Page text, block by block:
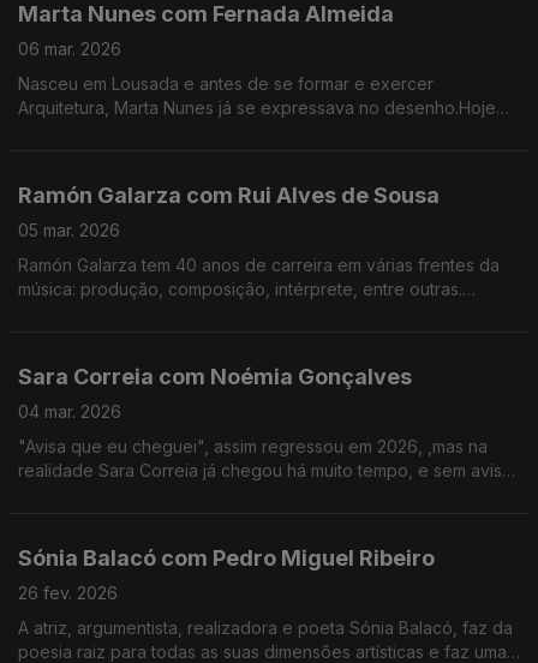
Marta Nunes com Fernada Almeida
06 mar. 2026
Nasceu em Lousada e antes de se formar e exercer
Arquitetura, Marta Nunes já se expressava no desenho.Hoje
Ramón Galarza com Rui Alves de Sousa
05 mar. 2026
Ramón Galarza tem 40 anos de carreira em várias frentes da
música: produção, composição, intérprete, entre outras.
Sara Correia com Noémia Gonçalves
04 mar. 2026
"Avisa que eu cheguei", assim regressou em 2026, ,mas na
realidade Sara Correia já chegou há muito tempo, e sem aviso
Sónia Balacó com Pedro Miguel Ribeiro
26 fev. 2026
A atriz, argumentista, realizadora e poeta Sónia Balacó, faz da
poesia raiz para todas as suas dimensões artísticas e faz uma